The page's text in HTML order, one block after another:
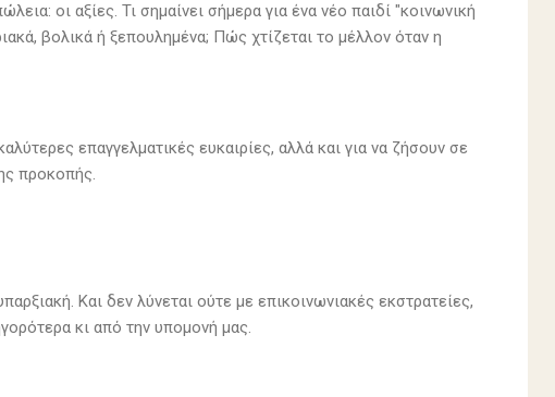
οι αξίες. Τι σημαίνει σήμερα για ένα νέο παιδί "κοινωνική
βολικά ή ξεπουλημένα; Πώς χτίζεται το μέλλον όταν η
επαγγελματικές ευκαιρίες, αλλά και για να ζήσουν σε
προκοπής.
Και δεν λύνεται ούτε με επικοινωνιακές εκστρατείες,
κι από την υπομονή μας.